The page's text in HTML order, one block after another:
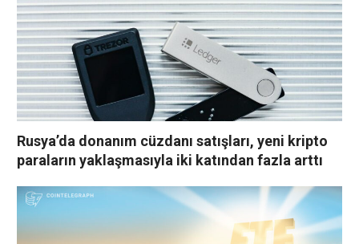
Rusya’da donanım cüzdanı satışları, yeni kripto
paraların yaklaşmasıyla iki katından fazla arttı